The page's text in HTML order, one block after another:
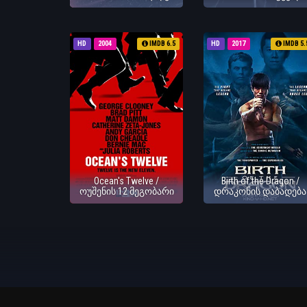
HD 2004 IMDB 6.5
Ocean's Twelve /
ოუშენის 12 მეგობარი
HD 2017 IMDB
Birth of the Dragon /
დრაკონის დაბადება